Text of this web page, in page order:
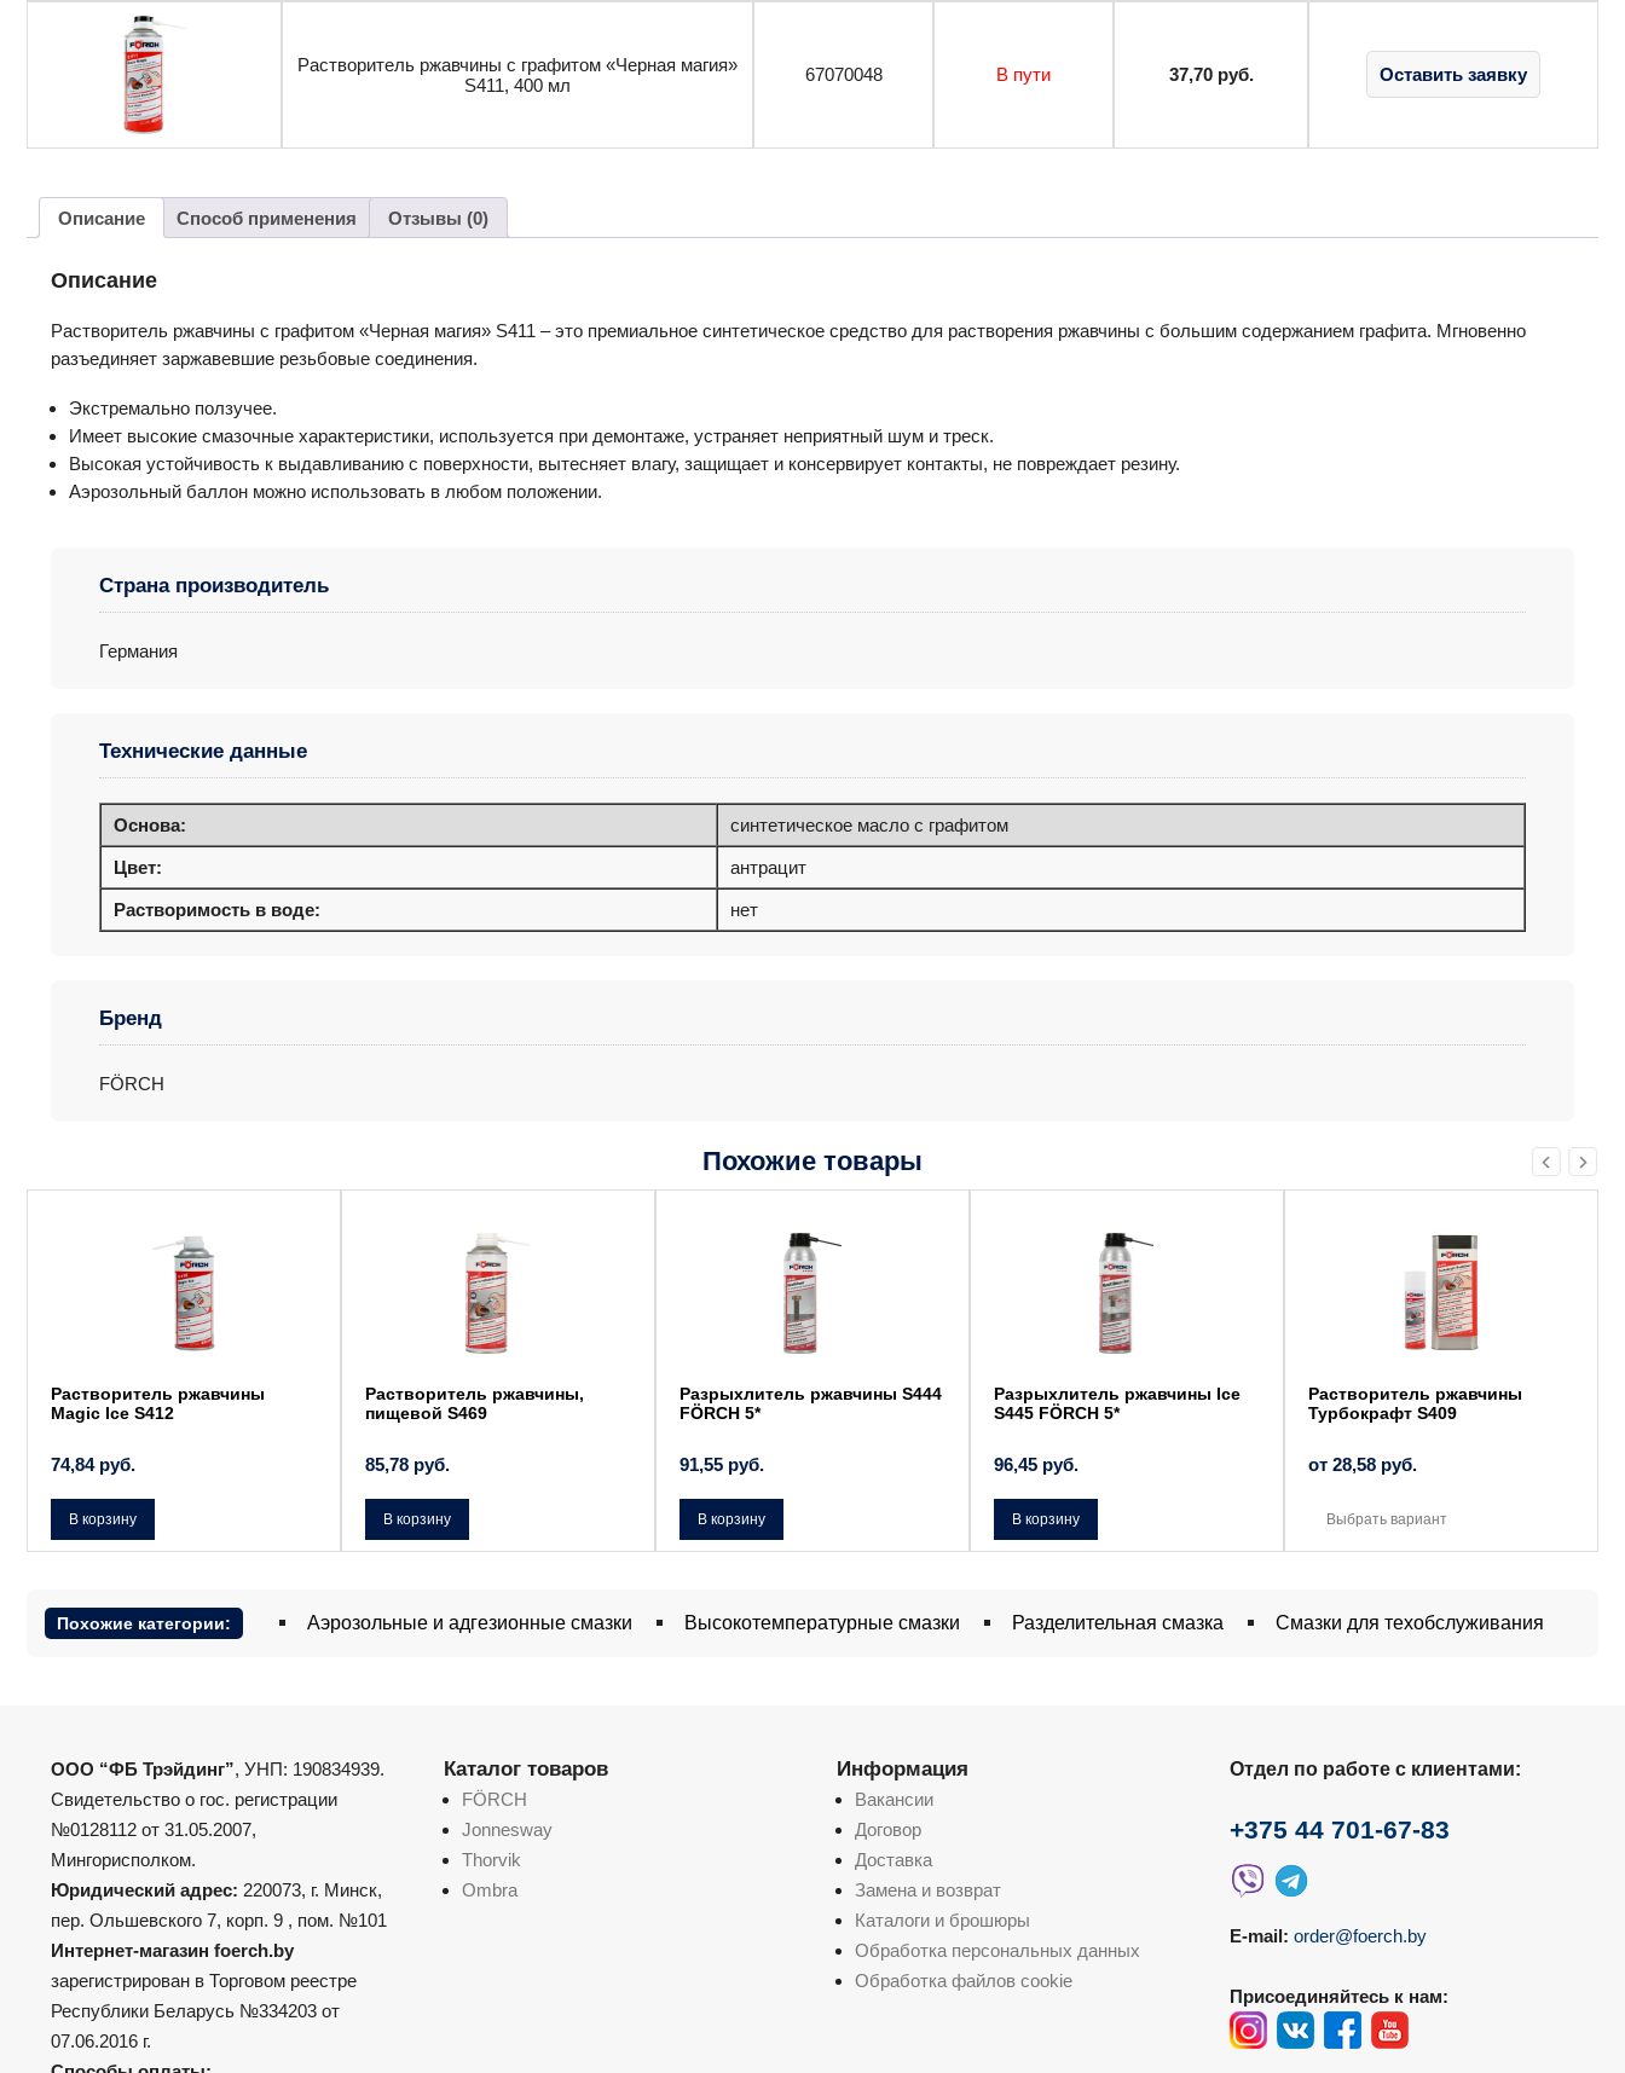
Растворитель ржавчины с графитом «Черная магия»
S411, 400 мл
67070048 В пути 37,70 руб. Оставить заявку
Описание Способ применения Отзывы (0)
Описание
Растворитель ржавчины с графитом «Черная магия» S411 – это премиальное синтетическое средство для растворения ржавчины с большим содержанием графита. Мгновенно
разъединяет заржавевшие резьбовые соединения.
Экстремально ползучее.
Имеет высокие смазочные характеристики, используется при демонтаже, устраняет неприятный шум и треск.
Высокая устойчивость к выдавливанию с поверхности, вытесняет влагу, защищает и консервирует контакты, не повреждает резину.
Аэрозольный баллон можно использовать в любом положении.
Страна производитель
Германия
Технические данные
Основа: синтетическое масло с графитом
Цвет: антрацит
Растворимость в воде: нет
Бренд
FÖRCH
Похожие товары
Растворитель ржавчины
Magic Ice S412
74,84 руб.
В корзину
Растворитель ржавчины,
пищевой S469
85,78 руб.
В корзину
Разрыхлитель ржавчины S444
FÖRCH 5*
91,55 руб.
В корзину
Разрыхлитель ржавчины Ice
S445 FÖRCH 5*
96,45 руб.
В корзину
Растворитель ржавчины
Турбокрафт S409
от 28,58 руб.
Выбрать вариант
Похожие категории: Аэрозольные и адгезионные смазки Высокотемпературные смазки Разделительная смазка Смазки для техобслуживания
ООО “ФБ Трэйдинг”, УНП: 190834939.
Свидетельство о гос. регистрации
№0128112 от 31.05.2007,
Мингорисполком.
Юридический адрес: 220073, г. Минск,
пер. Ольшевского 7, корп. 9 , пом. №101
Интернет-магазин foerch.by
зарегистрирован в Торговом реестре
Республики Беларусь №334203 от
07.06.2016 г.
Каталог товаров
FÖRCH
Jonnesway
Thorvik
Ombra
Информация
Вакансии
Договор
Доставка
Замена и возврат
Каталоги и брошюры
Обработка персональных данных
Обработка файлов cookie
Отдел по работе с клиентами:
+375 44 701-67-83
E-mail: order@foerch.by
Присоединяйтесь к нам: